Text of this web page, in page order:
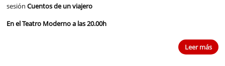
sesión Cuentos de un viajero
En el Teatro Moderno a las 20.00h
Leer más